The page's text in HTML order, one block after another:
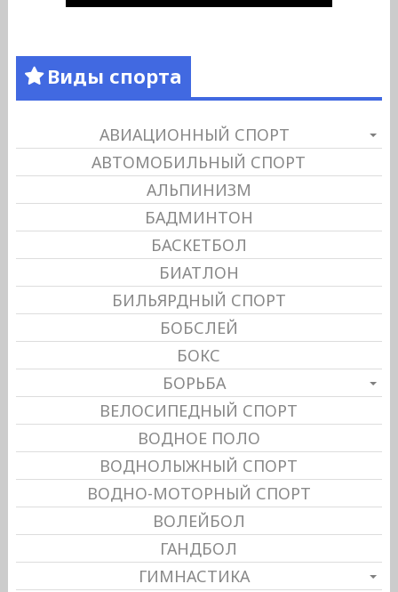
Виды спорта
АВИАЦИОННЫЙ СПОРТ
АВТОМОБИЛЬНЫЙ СПОРТ
АЛЬПИНИЗМ
БАДМИНТОН
БАСКЕТБОЛ
БИАТЛОН
БИЛЬЯРДНЫЙ СПОРТ
БОБСЛЕЙ
БОКС
БОРЬБА
ВЕЛОСИПЕДНЫЙ СПОРТ
ВОДНОЕ ПОЛО
ВОДНОЛЫЖНЫЙ СПОРТ
ВОДНО-МОТОРНЫЙ СПОРТ
ВОЛЕЙБОЛ
ГАНДБОЛ
ГИМНАСТИКА